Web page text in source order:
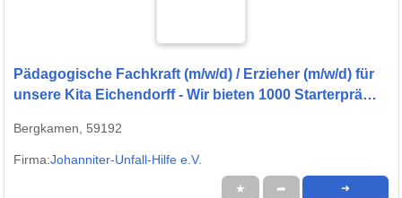
Pädagogische Fachkraft (m/w/d) / Erzieher (m/w/d) für
unsere Kita Eichendorff - Wir bieten 1000 Starterprämie
Bergkamen, 59192
Firma:Johanniter-Unfall-Hilfe e.V.
★ ➦ ➜